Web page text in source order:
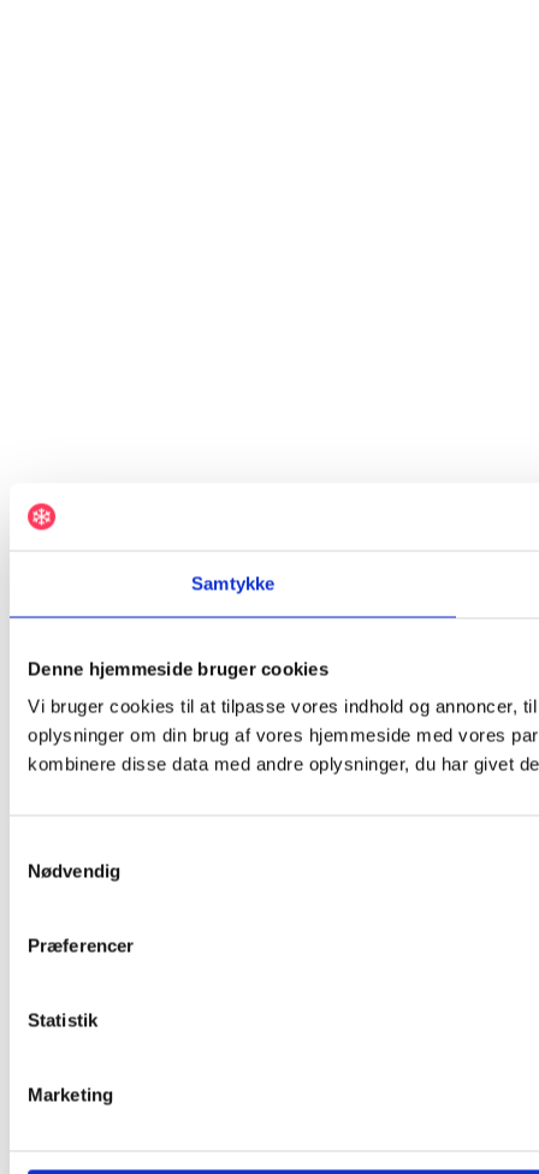
Samtykke
Denne hjemmeside bruger cookies
Vi bruger cookies til at tilpasse vores indhold og annoncer,
oplysninger om din brug af vores hjemmeside med vores
kombinere disse data med andre oplysninger, du har givet
Nødvendig
Præferencer
Statistik
Marketing